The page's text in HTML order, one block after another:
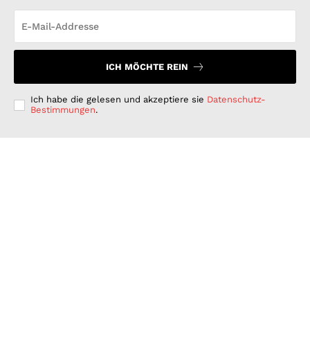
ICH MÖCHTE REIN
Ich habe die gelesen und akzeptiere sie Datenschutz-
Bestimmungen.